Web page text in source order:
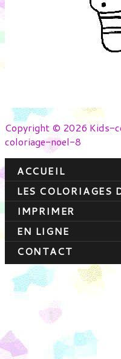
Copyright © 2026 Kids-
coloriage-noel-8
ACCUEIL
LES COLORIAGES
IMPRIMER
EN LIGNE
CONTACT